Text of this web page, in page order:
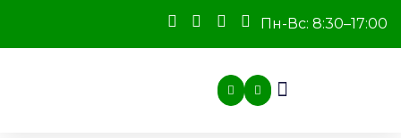
Пн-Вс: 8:30–17:00